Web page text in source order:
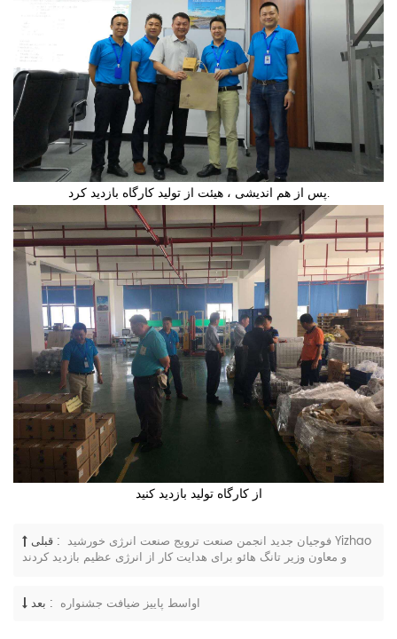
پس از هم اندیشی ، هیئت از تولید کارگاه بازدید کرد.
از کارگاه تولید بازدید کنید
قبلی :
و معاون وزیر تانگ هائو برای هدایت کار از انرژی عظیم بازدید کردند
بعد : اواسط پاییز ضیافت جشنواره